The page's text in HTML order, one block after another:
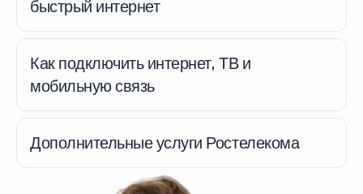
быстрый интернет
Как подключить интернет, ТВ и
мобильную связь
Дополнительные услуги Ростелекома